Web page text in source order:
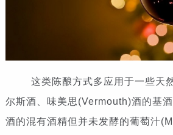
这类陈酿方式多应用于一些天然
尔斯酒、味美思(Vermouth)酒的基
酒的混有酒精但并未发酵的葡萄汁